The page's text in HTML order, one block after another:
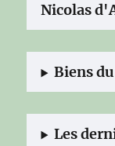
Nicolas
Biens
Les